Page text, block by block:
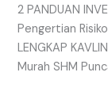
2 PANDUAN
Pengertian
LENGKAP
Murah SHM